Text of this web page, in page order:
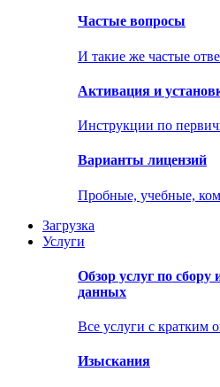
Частые вопросы
И такие же частые
Активация и
Инструкции по
Варианты лицензий
Пробные, учебные,
Загрузка
Услуги
Обзор услуг по
данных
Все услуги с кратким
Изыскания